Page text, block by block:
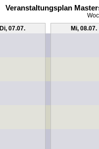
Veranstaltungsplan
Di, 07.07.
Mi, 08.07.